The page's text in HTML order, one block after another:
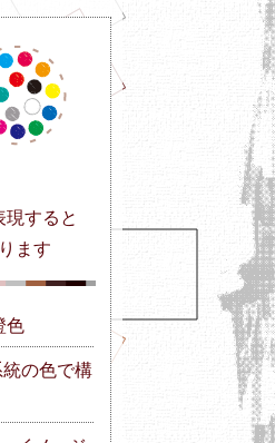
すると
ます
色
の色で構